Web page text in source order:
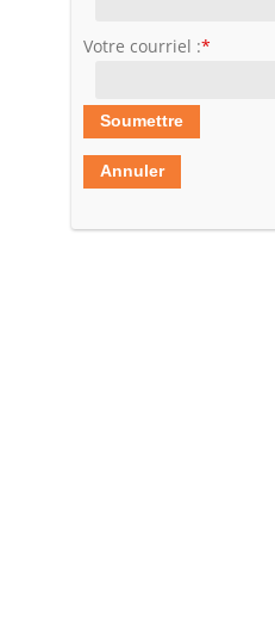
Votre courriel :*